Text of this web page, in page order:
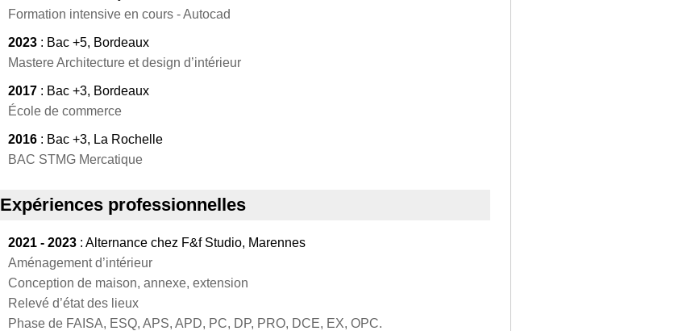
Formation intensive en cours - Autocad
2023 : Bac +5, Bordeaux
Mastere Architecture et design d’intérieur
2017 : Bac +3, Bordeaux
École de commerce
2016 : Bac +3, La Rochelle
BAC STMG Mercatique
Expériences professionnelles
2021 - 2023 : Alternance chez F&f Studio, Marennes
Aménagement d’intérieur
Conception de maison, annexe, extension
Relevé d’état des lieux
Phase de FAISA, ESQ, APS, APD, PC, DP, PRO, DCE, EX, OPC.